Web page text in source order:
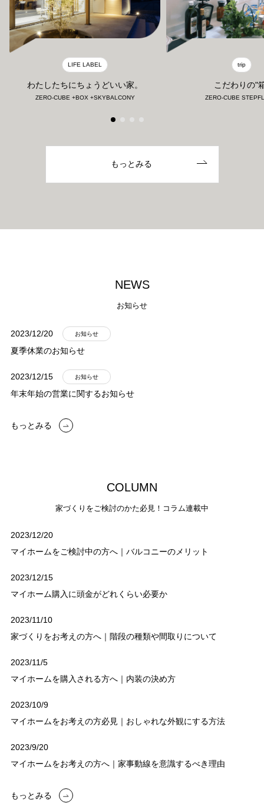
LIFE LABEL
わたしたちにちょうどいい家。
ZERO-CUBE +BOX +SKYBALCONY
trip
こだわりの"
ZERO-CUBE
もっとみる
NEWS
お知らせ
2023/12/20 お知らせ
夏季休業のお知らせ
2023/12/15 お知らせ
年末年始の営業に関するお知らせ
もっとみる
COLUMN
家づくりをご検討のかた必見！コラム連載中
2023/12/20
マイホームをご検討中の方へ｜バルコニーのメリット
2023/12/15
マイホーム購入に頭金がどれくらい必要か
2023/11/10
家づくりをお考えの方へ｜階段の種類や間取りについて
2023/11/5
マイホームを購入される方へ｜内装の決め方
2023/10/9
マイホームをお考えの方必見｜おしゃれな外観にする方法
2023/9/20
マイホームをお考えの方へ｜家事動線を意識するべき理由
もっとみる